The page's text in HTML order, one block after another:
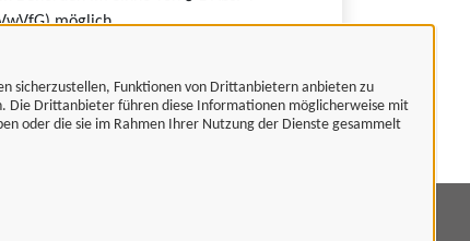
sicherzustellen, Funktionen von Drittanbietern anbieten zu
Die Drittanbieter führen diese Informationen möglicherweise mit
oder die sie im Rahmen Ihrer Nutzung der Dienste gesammelt
möglich.